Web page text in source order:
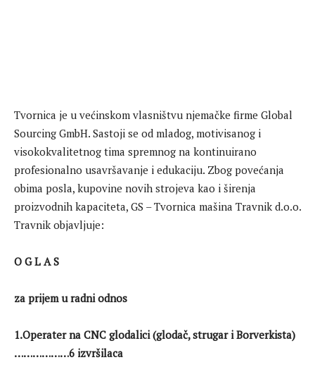
Tvornica je u većinskom vlasništvu njemačke firme Global
Sourcing GmbH. Sastoji se od mladog, motivisanog i
visokokvalitetnog tima spremnog na kontinuirano
profesionalno usavršavanje i edukaciju. Zbog povećanja
obima posla, kupovine novih strojeva kao i širenja
proizvodnih kapaciteta, GS – Tvornica mašina Travnik d.o.o.
Travnik objavljuje:
O G L A S
za prijem u radni odnos
1.Operater na CNC glodalici (glodač, strugar i Borverkista)
………………6 izvršilaca